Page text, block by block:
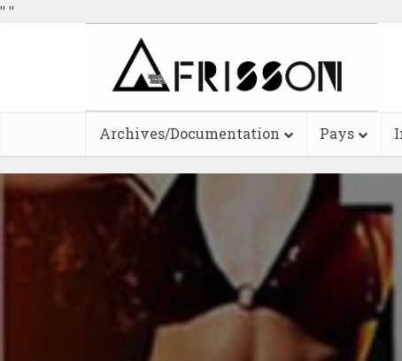
" "
Archives/Documentation Pays